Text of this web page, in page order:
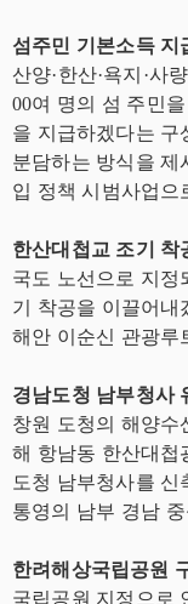
섬주민 기본소득 지
산양·한산·욕지·사
00여 명의 섬 주민
을 지급하겠다는 구
분담하는 방식을 제
입 정책 시범사업으
한산대첩교 조기 착
국도 노선으로 지정
기 착공을 이끌어
해안 이순신 관광루
경남도청 남부청사
창원 도청의 해양수
해 항남동 한산대첩
도청 남부청사를
통영의 남부 경남
한려해상국립공원
국립공원 지정으로